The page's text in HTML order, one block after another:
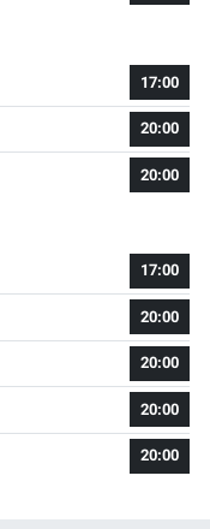
17:00
20:00
20:00
17:00
20:00
20:00
20:00
20:00